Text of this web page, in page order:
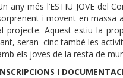
any més l’ESTIU JOVE del
i movent en massa
projecte. Aquest estiu la
seran cinc també les
els joves de la resta de
I